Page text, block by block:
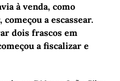
à venda, como
a escassear.
dois frascos em
a fiscalizar e